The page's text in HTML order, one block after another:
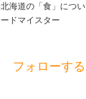
北海道の「食」につ
ードマイスター
フォローする